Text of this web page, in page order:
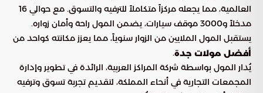
العالمية، مما يجعله مركزاً متكاملاً للترفيه والتسوق. مع حوالي 16
مدخلاً و3000 موقف سيارات، يضمن المول راحة وأمان زواره.
يستقبل المول الملايين من الزوار سنوياً، مما يعزز مكانته كواحد من
أفضل مولات جدة.
يُدار المول بواسطة شركة المراكز العربية، الرائدة في تطوير وإدارة
المجمعات التجارية في أنحاء المملكة، لتقديم تجربة تسوق وترفيه